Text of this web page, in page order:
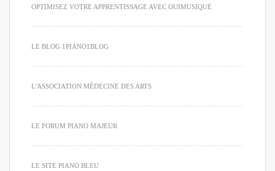
OPTIMISEZ VOTRE APPRENTISSAGE AVEC OUIMUSIQUE
LE BLOG 1PIANO1BLOG
L'ASSOCIATION MÉDECINE DES ARTS
LE FORUM PIANO MAJEUR
LE SITE PIANO BLEU